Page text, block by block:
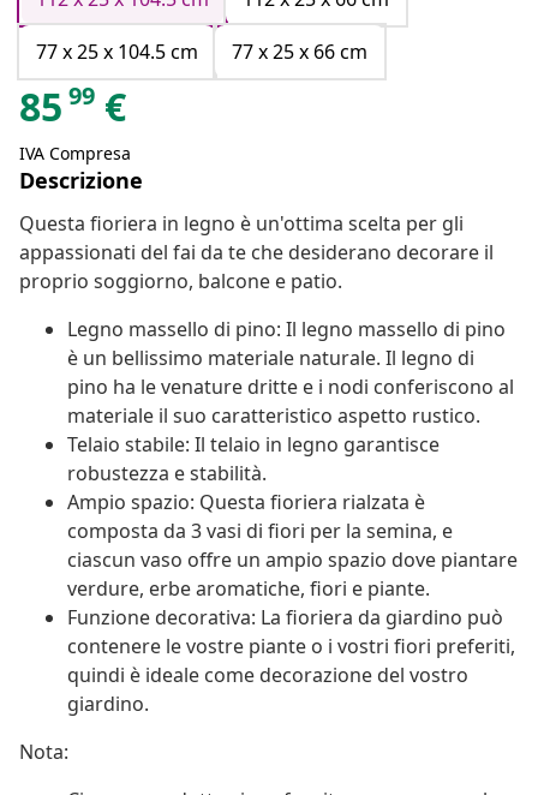
77 x 25 x 104.5 cm
77 x 25 x 66 cm
85 99 €
IVA Compresa
Descrizione
Questa fioriera in legno è un'ottima scelta per gli
appassionati del fai da te che desiderano decorare il
proprio soggiorno, balcone e patio.
Legno massello di pino: Il legno massello di pino
è un bellissimo materiale naturale. Il legno di
pino ha le venature dritte e i nodi conferiscono al
materiale il suo caratteristico aspetto rustico.
Telaio stabile: Il telaio in legno garantisce
robustezza e stabilità.
Ampio spazio: Questa fioriera rialzata è
composta da 3 vasi di fiori per la semina, e
ciascun vaso offre un ampio spazio dove piantare
verdure, erbe aromatiche, fiori e piante.
Funzione decorativa: La fioriera da giardino può
contenere le vostre piante o i vostri fiori preferiti,
quindi è ideale come decorazione del vostro
giardino.
Nota: